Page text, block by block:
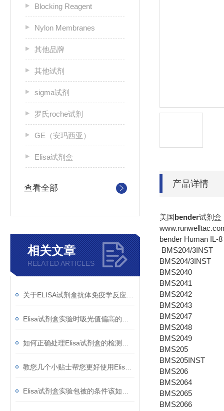
Blocking Reagent
Nylon Membranes
其他品牌
其他试剂
sigma试剂
罗氏roche试剂
GE（安玛西亚）
Elisa试剂盒
查看全部
相关文章
RELATED ARTICLES
产品详情
美国bender试剂盒
bender Human IL-
BMS204/3INST
BMS204/3INST
BMS2040
BMS2041
BMS2042
BMS2043
BMS2047
BMS2048
BMS2049
BMS205
BMS205INST
BMS206
BMS2064
BMS2065
BMS2066